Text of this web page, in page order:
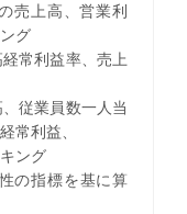
売上高、営業利
グ
常利益率、売上
従業員数一人当
常利益、
ング
の指標を基に算